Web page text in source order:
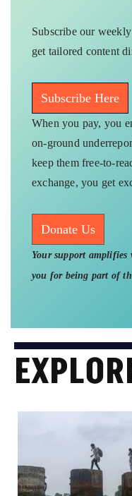
Subscribe our
get tailored content
Subscribe Here
When you pay, you
on-ground
keep them free-to-
exchange, you get
Donate Us
Your support amplifies
you for being part of